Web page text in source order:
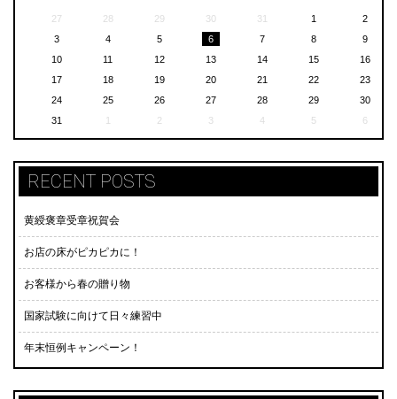
27 28 29 30 31 1
2
3
4 5 6 7 8
9
10
11 12 13 14 15
16
17
18 19 20 21 22
23
24
25 26 27 28 29
30
31
2 3 4 5 6
RECENT POSTS
黄綬褒章受章祝賀会
お店の床がピカピカに！
お客様から春の贈り物
国家試験に向けて日々練習中
年末恒例キャンペーン！